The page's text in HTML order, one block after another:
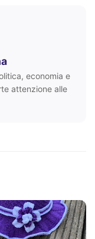
economia e
attenzione alle